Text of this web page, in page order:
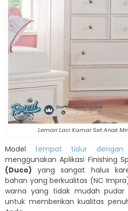
Lemari Laci Kamar Set Anak
Model tempat tidur dengan
menggunakan Aplikasi Finishing
(Duco) yang sangat halus
bahan yang berkualitas (NC
warna yang tidak mudah pudar
untuk memberikan kualitas